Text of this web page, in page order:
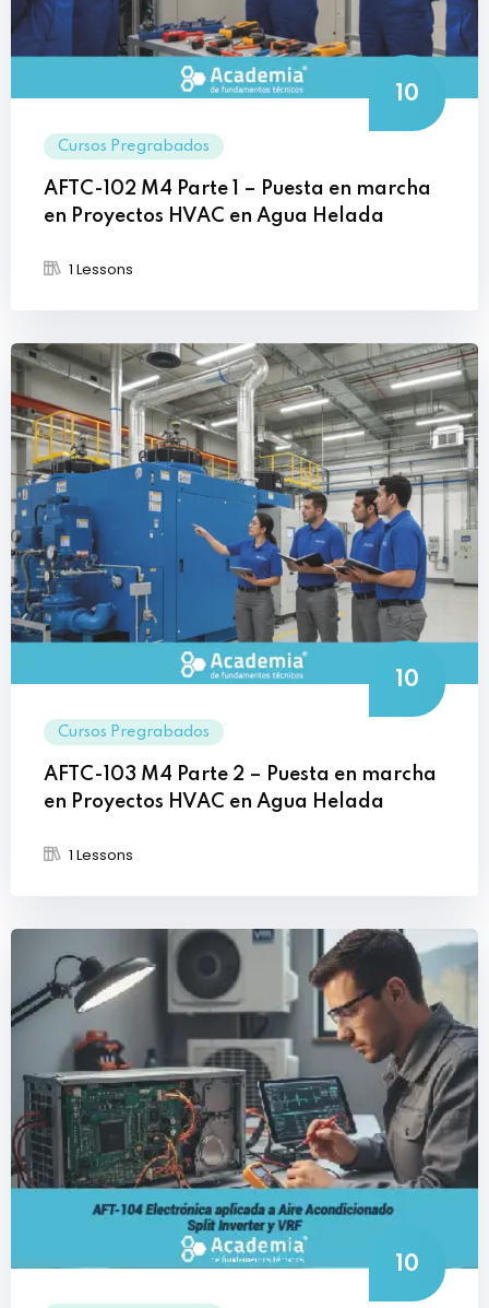
10
Cursos Pregrabados
AFTC-102 M4 Parte 1 – Puesta en marcha
en Proyectos HVAC en Agua Helada
1 Lessons
10
Cursos Pregrabados
AFTC-103 M4 Parte 2 – Puesta en marcha
en Proyectos HVAC en Agua Helada
1 Lessons
10